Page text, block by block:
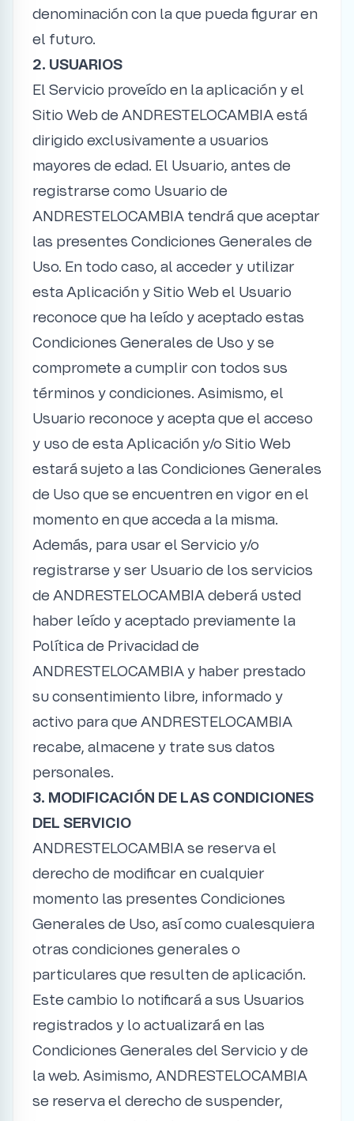
denominación con la que pueda figurar en
el futuro.
2. USUARIOS
El Servicio proveído en la aplicación y el
Sitio Web de ANDRESTELOCAMBIA está
dirigido exclusivamente a usuarios
mayores de edad. El Usuario, antes de
registrarse como Usuario de
ANDRESTELOCAMBIA tendrá que aceptar
las presentes Condiciones Generales de
Uso. En todo caso, al acceder y utilizar
esta Aplicación y Sitio Web el Usuario
reconoce que ha leído y aceptado estas
Condiciones Generales de Uso y se
compromete a cumplir con todos sus
términos y condiciones. Asimismo, el
Usuario reconoce y acepta que el acceso
y uso de esta Aplicación y/o Sitio Web
estará sujeto a las Condiciones Generales
de Uso que se encuentren en vigor en el
momento en que acceda a la misma.
Además, para usar el Servicio y/o
registrarse y ser Usuario de los servicios
de ANDRESTELOCAMBIA deberá usted
haber leído y aceptado previamente la
Política de Privacidad de
ANDRESTELOCAMBIA y haber prestado
su consentimiento libre, informado y
activo para que ANDRESTELOCAMBIA
recabe, almacene y trate sus datos
personales.
3. MODIFICACIÓN DE LAS CONDICIONES
DEL SERVICIO
ANDRESTELOCAMBIA se reserva el
derecho de modificar en cualquier
momento las presentes Condiciones
Generales de Uso, así como cualesquiera
otras condiciones generales o
particulares que resulten de aplicación.
Este cambio lo notificará a sus Usuarios
registrados y lo actualizará en las
Condiciones Generales del Servicio y de
la web. Asimismo, ANDRESTELOCAMBIA
se reserva el derecho de suspender,